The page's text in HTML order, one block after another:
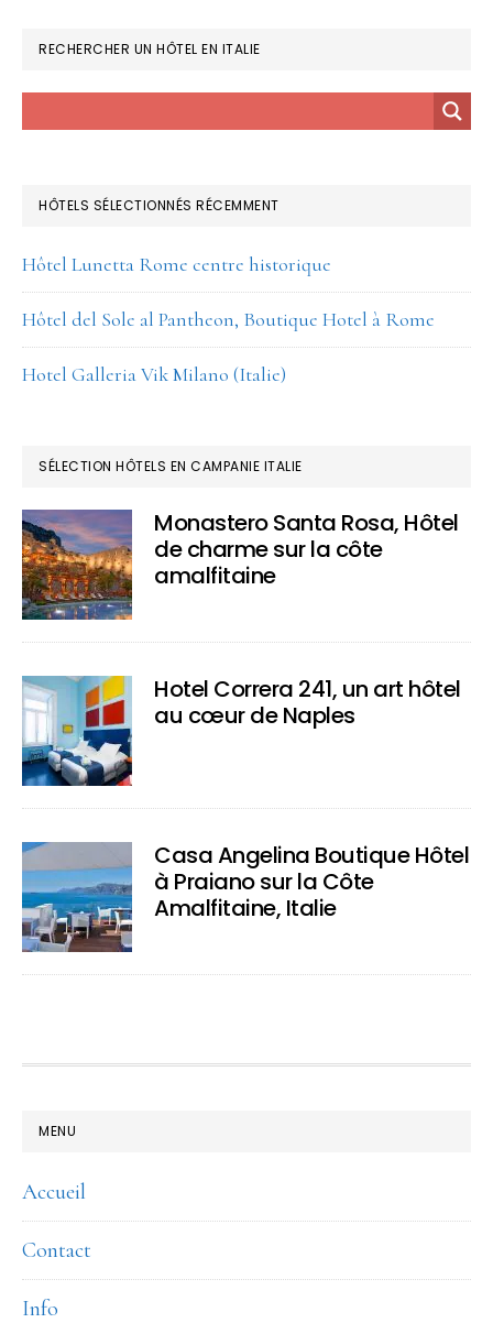
RECHERCHER UN HÔTEL EN ITALIE
HÔTELS SÉLECTIONNÉS RÉCEMMENT
Hôtel Lunetta Rome centre historique
Hôtel del Sole al Pantheon, Boutique Hotel à Rome
Hotel Galleria Vik Milano (Italie)
SÉLECTION HÔTELS EN CAMPANIE ITALIE
Monastero Santa Rosa, Hôtel
de charme sur la côte
amalfitaine
Hotel Correra 241, un art hôtel
au cœur de Naples
Casa Angelina Boutique Hôtel
à Praiano sur la Côte
Amalfitaine, Italie
FOOTER
MENU
Accueil
Contact
Info